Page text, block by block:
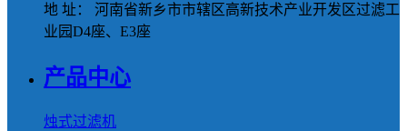
地 址： 河南省新乡市市辖区高新技术产业开发区过滤工
业园D4座、E3座
产品中心
烛式过滤机